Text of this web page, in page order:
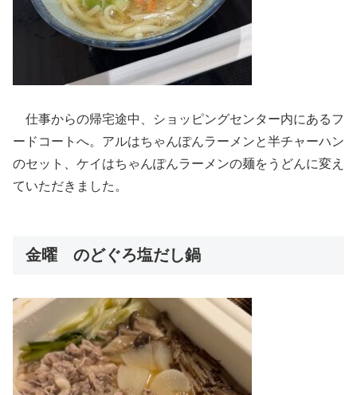
仕事からの帰宅途中、ショッピングセンター内にあるフ
ードコートへ。アルはちゃんぽんラーメンと半チャーハン
のセット、ケイはちゃんぽんラーメンの麺をうどんに変え
ていただきました。
金曜 のどぐろ塩だし鍋